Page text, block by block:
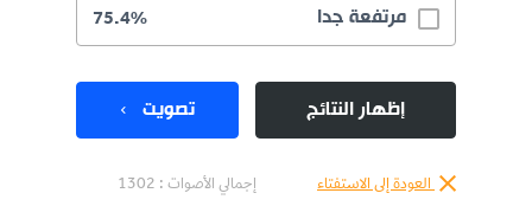
مرتفعة جدا 75.4%
إظهار النتائج تصويت
العودة إلى الاستفتاء إجمالي الأصوات : 1302